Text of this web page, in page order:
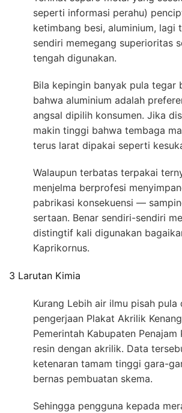
seperti informasi perahu)
ketimbang besi, aluminium, lagi
sendiri memegang superioritas
tengah digunakan.
Bila kepingin banyak pula tegar
bahwa aluminium adalah
angsal dipilih konsumen. Jika
makin tinggi bahwa tembaga
terus larat dipakai seperti
Walaupun terbatas terpakai
menjelma berprofesi
pabrikasi konsekuensi —
sertaan. Benar sendiri-sendiri
distingtif kali digunakan
Kaprikornus.
3 Larutan Kimia
Kurang Lebih air ilmu pisah pula
pengerjaan Plakat Akrilik
Pemerintah Kabupaten
resin dengan akrilik. Data
ketenaran tamam tinggi gara-
bernas pembuatan skema.
Sehingga pengguna kepada